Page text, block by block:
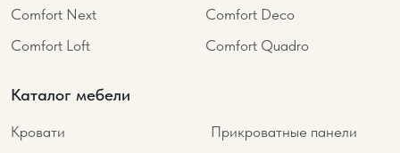
Comfort Next
Comfort Deco
Comfort Loft
Comfort Quadro
Каталог мебели
Кровати
Прикроватные панели